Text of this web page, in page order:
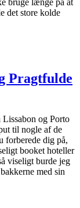
bruge længe på at
det store kolde
Pragtfulde
og Porto
til nogle af de
forberede dig på,
booket hoteller
viseligt burde jeg
med sin